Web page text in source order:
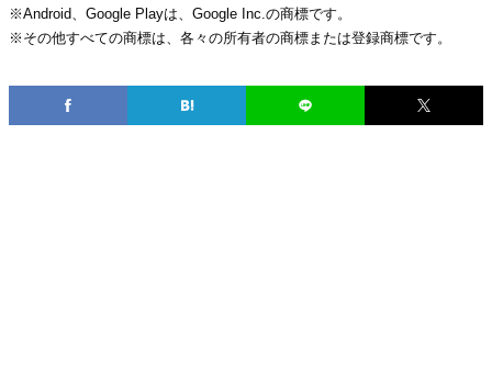
※Android、Google Playは、Google Inc.の商標です。
※その他すべての商標は、各々の所有者の商標または登録商標です。